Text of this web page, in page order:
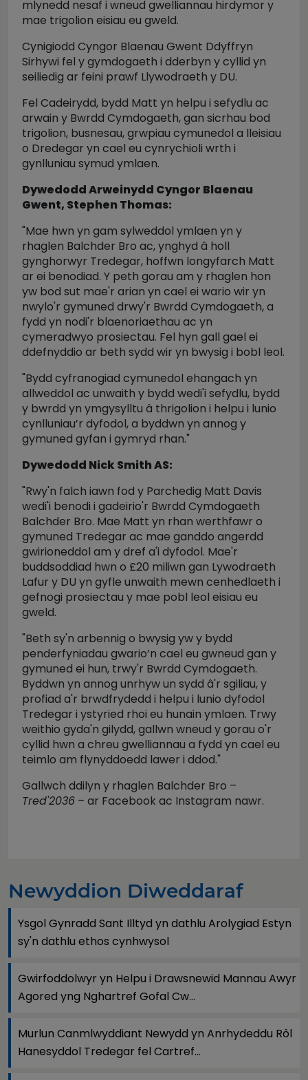
mlynedd nesaf i wneud gwelliannau hirdymor y
mae trigolion eisiau eu gweld.
Cynigiodd Cyngor Blaenau Gwent Ddyffryn
Sirhywi fel y gymdogaeth i dderbyn y cyllid yn
seiliedig ar feini prawf Llywodraeth y DU.
Fel Cadeirydd, bydd Matt yn helpu i sefydlu ac
arwain y Bwrdd Cymdogaeth, gan sicrhau bod
trigolion, busnesau, grwpiau cymunedol a lleisiau
o Dredegar yn cael eu cynrychioli wrth i
gynlluniau symud ymlaen.
Dywedodd Arweinydd Cyngor Blaenau
Gwent, Stephen Thomas:
"Mae hwn yn gam sylweddol ymlaen yn y
rhaglen Balchder Bro ac, ynghyd â holl
gynghorwyr Tredegar, hoffwn longyfarch Matt
ar ei benodiad. Y peth gorau am y rhaglen hon
yw bod sut mae'r arian yn cael ei wario wir yn
nwylo'r gymuned drwy'r Bwrdd Cymdogaeth, a
fydd yn nodi'r blaenoriaethau ac yn
cymeradwyo prosiectau. Fel hyn gall gael ei
ddefnyddio ar beth sydd wir yn bwysig i bobl leol.
"Bydd cyfranogiad cymunedol ehangach yn
allweddol ac unwaith y bydd wedi'i sefydlu, bydd
y bwrdd yn ymgysylltu â thrigolion i helpu i lunio
cynlluniau’r dyfodol, a byddwn yn annog y
gymuned gyfan i gymryd rhan."
Dywedodd Nick Smith AS:
"Rwy'n falch iawn fod y Parchedig Matt Davis
wedi'i benodi i gadeirio'r Bwrdd Cymdogaeth
Balchder Bro. Mae Matt yn rhan werthfawr o
gymuned Tredegar ac mae ganddo angerdd
gwirioneddol am y dref a'i dyfodol. Mae'r
buddsoddiad hwn o £20 miliwn gan Lywodraeth
Lafur y DU yn gyfle unwaith mewn cenhedlaeth i
gefnogi prosiectau y mae pobl leol eisiau eu
gweld.
"Beth sy'n arbennig o bwysig yw y bydd
penderfyniadau gwario’n cael eu gwneud gan y
gymuned ei hun, trwy'r Bwrdd Cymdogaeth.
Byddwn yn annog unrhyw un sydd â'r sgiliau, y
profiad a'r brwdfrydedd i helpu i lunio dyfodol
Tredegar i ystyried rhoi eu hunain ymlaen. Trwy
weithio gyda'n gilydd, gallwn wneud y gorau o'r
cyllid hwn a chreu gwelliannau a fydd yn cael eu
teimlo am flynyddoedd lawer i ddod."
Gallwch ddilyn y rhaglen Balchder Bro –
Tred'2036 – ar Facebook ac Instagram nawr.
Newyddion Diweddaraf
Ysgol Gynradd Sant Illtyd yn dathlu Arolygiad Estyn
sy'n dathlu ethos cynhwysol
Gwirfoddolwyr yn Helpu i Drawsnewid Mannau Awyr
Agored yng Nghartref Gofal Cw...
Murlun Canmlwyddiant Newydd yn Anrhydeddu Rôl
Hanesyddol Tredegar fel Cartref...